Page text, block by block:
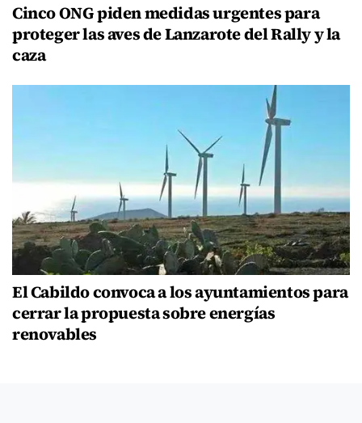
Cinco ONG piden medidas urgentes para
proteger las aves de Lanzarote del Rally y la
caza
El Cabildo convoca a los ayuntamientos para
cerrar la propuesta sobre energías
renovables